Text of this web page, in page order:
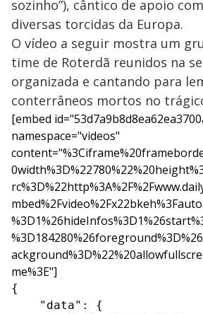
sozinho”), cântico de apoio
diversas torcidas da Europa.
O vídeo a seguir mostra um
time de Roterdã reunidos na
organizada e cantando para
conterrâneos mortos no
[embed
namespace="videos"
me%3E"]
{
    "data": {